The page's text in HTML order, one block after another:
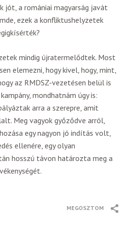
jót, a romániai magyarság javát
ezek a konfliktushelyzetek
mindig újratermelődtek. Most
elemezni, hogy kivel, hogy, mint,
az RMDSZ-vezetésen belül is
mondhatnám úgy is:
arra a szerepre, amit
Meg vagyok győződve arról,
egy nagyon jó indítás volt,
ellenére, egy olyan
hosszú távon határozta meg a
MEGOSZTOM